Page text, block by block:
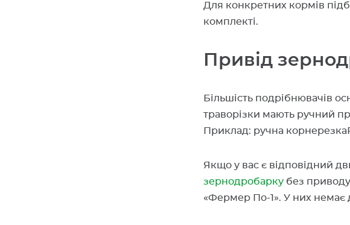
Для конкретних кормів
комплекті.
Привід
Більшість подрібнювачів
траворізки мають ручний
Приклад: ручна
Якщо у вас є відповідний
зернодробарку без
«Фермер По-1». У них немає